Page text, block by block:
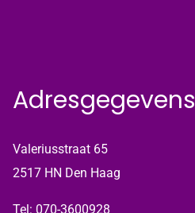
Adresgegevens
Valeriusstraat 65
2517 HN Den Haag
Tel: 070-3600928